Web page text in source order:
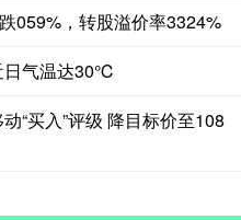
059%，转股溢价率3324%
日气温达30℃
“买入”评级 降目标价至108